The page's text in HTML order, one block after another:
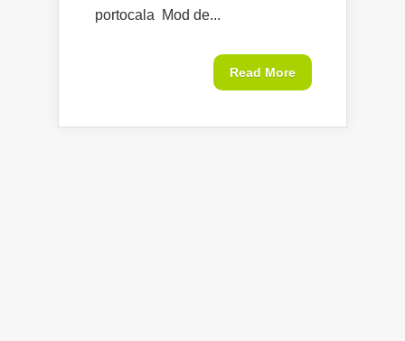
portocala Mod de...
Read More